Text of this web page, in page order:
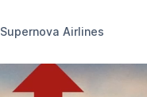
Supernova Airlines